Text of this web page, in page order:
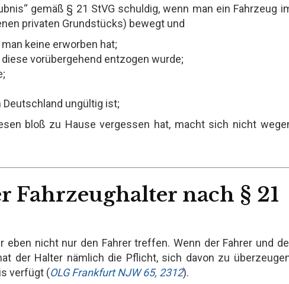
gemäß § 21 StVG schuldig, wenn man ein Fahrzeug
privaten Grundstücks) bewegt und
keine erworben hat;
vorübergehend entzogen wurde;
ungültig ist;
bloß zu Hause vergessen hat, macht sich nicht
Fahrzeughalter nach § 21
eben nicht nur den Fahrer treffen. Wenn der Fahrer und
der Halter nämlich die Pflicht, sich davon zu
verfügt (OLG Frankfurt NJW 65, 2312).